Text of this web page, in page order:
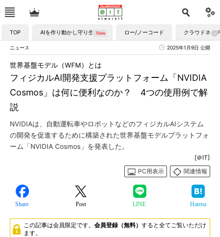
TOP AIを作り動かし守り生かす ロー/ノーコード クラウドネイ
ニュース 2025年1月9日 公開
フィジカルAI開発支援プラットフォーム「NVIDIA
Cosmos」は何に便利なのか？ 4つの使用例で解
説
世界基盤モデル（WFM）とは
NVIDIAは、自動運転車やロボットなどのフィジカルAIシステム
の開発を促進するために構築された世界基盤モデルプラットフォ
ーム「NVIDIA Cosmos」を発表した。
[＠IT]
PC用表示
関連情報
Share Post LINE Hatena
この記事は会員限定です。 会員登録（無料） すると全てご覧いただけ
ます。